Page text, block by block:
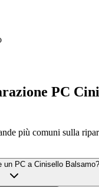
PC
più comuni sulla
un PC a Cinisello Balsamo?